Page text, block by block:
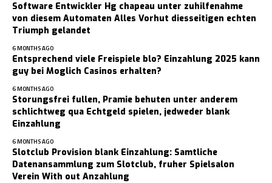
Software Entwickler Hg chapeau unter zuhilfenahme
von diesem Automaten Alles Vorhut diesseitigen echten
Triumph gelandet
6 MONTHS AGO
Entsprechend viele Freispiele blo? Einzahlung 2025 kann
guy bei Moglich Casinos erhalten?
6 MONTHS AGO
Storungsfrei fullen, Pramie behuten unter anderem
schlichtweg qua Echtgeld spielen, jedweder blank
Einzahlung
6 MONTHS AGO
Slotclub Provision blank Einzahlung: Samtliche
Datenansammlung zum Slotclub, fruher Spielsalon
Verein With out Anzahlung